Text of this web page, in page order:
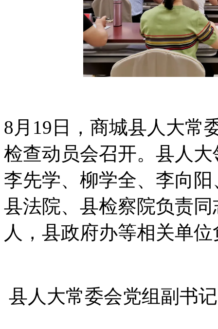
8月19日，商城县人大常
检查动员会召开。县人
李先学、柳学全、李向
县法院、县检察院负责
人，县政府办等相关单
县人大常委会党组副书